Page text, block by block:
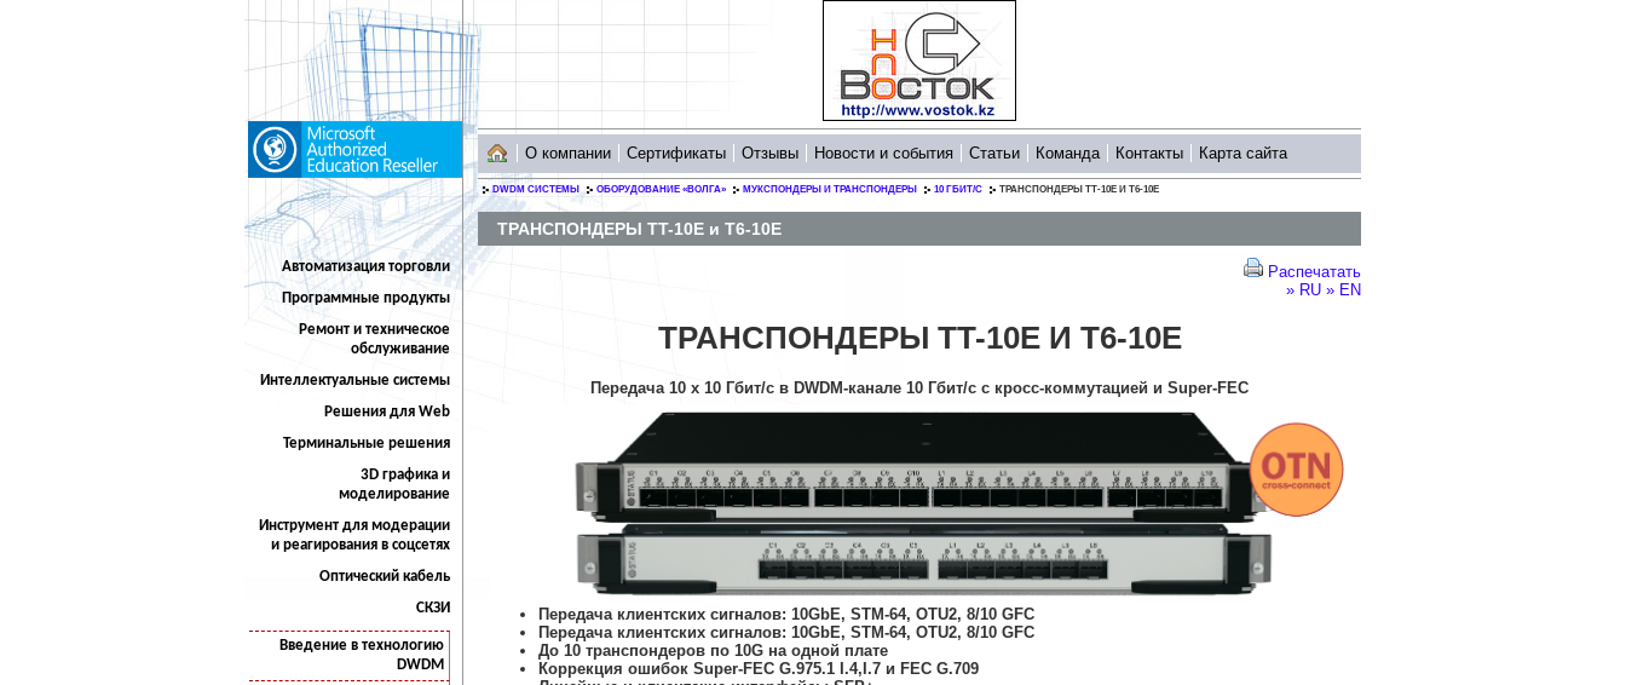
Автоматизация торговли
Программные продукты
Ремонт и техническое
обслуживание
Интеллектуальные системы
Решения для Web
Терминальные решения
3D графика и
моделирование
Инструмент для модерации
и реагирования в соцсетях
Оптический кабель
СКЗИ
Введение в технологию
DWDM
О компании Сертификаты Отзывы Новости и события Статьи Команда Контакты Карта сайта
DWDM СИСТЕМЫ ОБОРУДОВАНИЕ «ВОЛГА» МУКСПОНДЕРЫ И ТРАНСПОНДЕРЫ 10 ГБИТ/С ТРАНСПОНДЕРЫ TT-10E И T6-10E
ТРАНСПОНДЕРЫ TT-10E и T6-10E
Распечатать
» RU » EN
ТРАНСПОНДЕРЫ TT-10E И T6-10E
Передача 10 х 10 Гбит/с в DWDM-канале 10 Гбит/с с кросс-коммутацией и Super-FEC
Передача клиентских сигналов: 10GbE, STM-64, OTU2, 8/10 GFC
Передача клиентских сигналов: 10GbE, STM-64, OTU2, 8/10 GFC
До 10 транспондеров по 10G на одной плате
Коррекция ошибок Super-FEC G.975.1 I.4,I.7 и FEC G.709